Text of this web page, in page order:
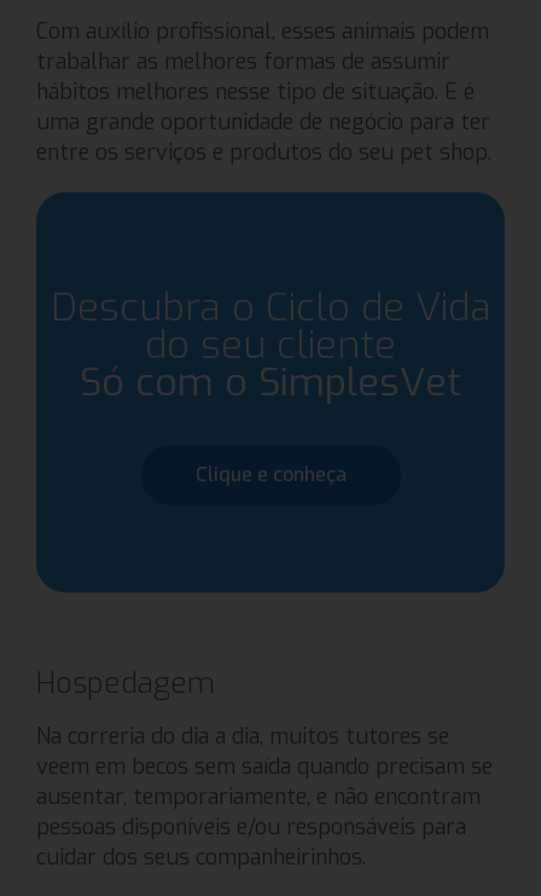
Com auxílio profissional, esses animais podem
trabalhar as melhores formas de assumir
hábitos melhores nesse tipo de situação. E é
uma grande oportunidade de negócio para ter
entre os serviços e produtos do seu pet shop.
Descubra o Ciclo de Vida
do seu cliente
Só com o SimplesVet
Clique e conheça
Hospedagem
Na correria do dia a dia, muitos tutores se
veem em becos sem saída quando precisam se
ausentar, temporariamente, e não encontram
pessoas disponíveis e/ou responsáveis para
cuidar dos seus companheirinhos.